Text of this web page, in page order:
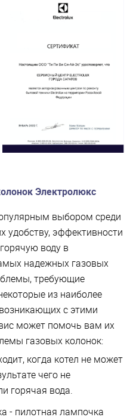
Электролюкс
выбором среди
удобству, эффективности
воду в
надежных газовых
требующие
из наиболее
с этими
может помочь вам их
газовых колонок:
когда котел не может
чего не
горячая вода.
- пилотная лампочка